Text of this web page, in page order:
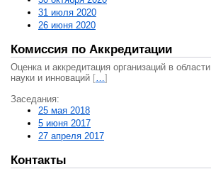
31 июля 2020
26 июня 2020
Комиссия по Аккредитации
Оценка и аккредитация организаций в области
науки и инноваций […]
Заседания:
25 мая 2018
5 июня 2017
27 апреля 2017
Контакты